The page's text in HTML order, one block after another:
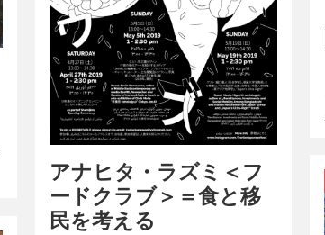
アナヒタ・ラズミ＜フ
ードクラブ＞＝食と移
民を考える